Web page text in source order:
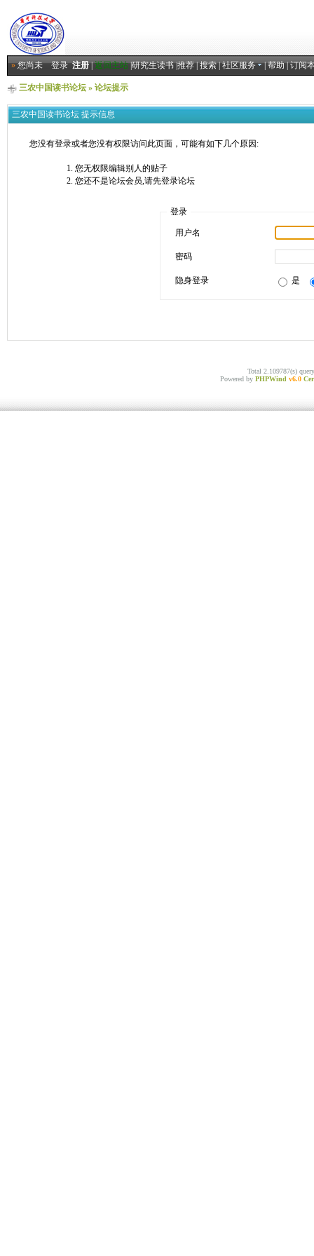
»您尚未登录 注册|返回主站|研究生读书|推荐|搜索|社区服务 |帮助|订阅
三农中国读书论坛» 论坛提示
三农中国读书论坛 提示信息
您没有登录或者您没有权限访问此页面，可能有如下几个原因:
您无权限编辑别人的贴子
您还不是论坛会员,请先登录论坛
登录
用户名
密码
隐身登录 是
Total 2.109787(s)
Powered by PHPWind v6.0